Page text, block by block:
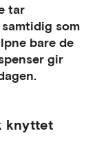
tar
som
bare de
gir
knyttet